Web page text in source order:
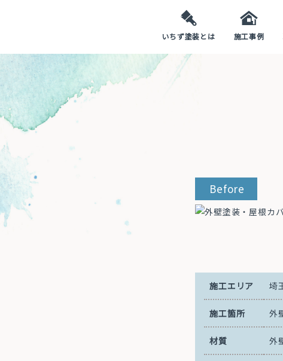
いちず塗装とは 施工事例
Before
施工エリア 埼
施工箇所 外
材質 外